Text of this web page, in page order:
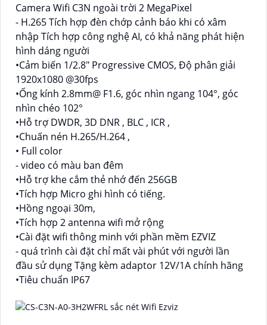
Camera Wifi C3N ngoài trời 2 MegaPixel
- H.265 Tích hợp đèn chớp cảnh báo khi có xâm
nhập Tích hợp công nghệ AI, có khả năng phát hiện
hình dáng người
•Cảm biến 1/2.8" Progressive CMOS, Độ phân giải
1920x1080 @30fps
•Ống kính 2.8mm@ F1.6, góc nhìn ngang 104°, góc
nhìn chéo 102°
•Hỗ trợ DWDR, 3D DNR , BLC , ICR ,
•Chuấn nén H.265/H.264 ,
• Full color
- video có màu ban đêm
•Hỗ trợ khe cắm thẻ nhớ đến 256GB
•Tích hợp Micro ghi hình có tiếng.
•Hồng ngoại 30m,
•Tích hợp 2 antenna wifi mở rộng
•Cài đặt wifi thông minh với phần mềm EZVIZ
- quá trình cài đặt chỉ mất vài phút với người lần
đầu sử dụng Tặng kèm adaptor 12V/1A chính hãng
•Tiêu chuẩn IP67